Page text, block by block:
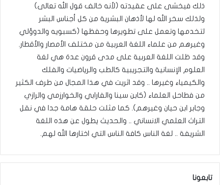
ذلك فيخشى على عقيدته (لأنه خالف قول الله تعالى)
ولذلك سخر الله لها لأذهان البشرية من كل أجناس البشر
لتخدمها وتعمل على تطويرها وحفظها (كسبويه والدوؤلي
وغيرهم من علماء اللغة العربية من مختلف الأمصار والأقطار.
وقد ظلت اللغة العربية على مدى قرون عدة هي لغة
العلوم الإنسانية والتجريبية كالطب والرياضيات والفلك
والكيمياء وغيرها .. وقد اثريت في هذا المجال من طرف الكثير
من فطاحل العلماء (كابن سينا والفارابي والخوارزمي والرازي
وجابر ابن حيان وغيرهم). كما مثلت حلقة هامة جدا في نقل
التراث العلمي الانساني .. والحديث يطول عن هذه اللغة
الشريفة .. لغة الناس كافة الناس التي اختارها الله لهم.
تابعونا